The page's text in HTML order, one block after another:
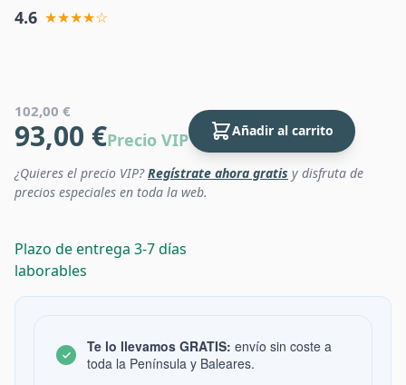
4.6 ★★★★☆
102,00 €
93,00 €Precio VIP Añadir al carrito
¿Quieres el precio VIP?Regístrate ahora gratis y disfruta de
precios especiales en toda la web.
Plazo de entrega 3-7 días
laborables
Te lo llevamos GRATIS: envío sin coste a
toda la Península y Baleares.